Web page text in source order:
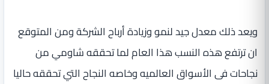
ويعد ذلك معدل جيد لنمو وزيادة أرباح الشركة ومن المتوقع
ان ترتفع هذه النسب هذا العام لما تحققه شاومي من
نجاحات فى الأسواق العالميه وخاصه النجاح التي تحققه حاليا